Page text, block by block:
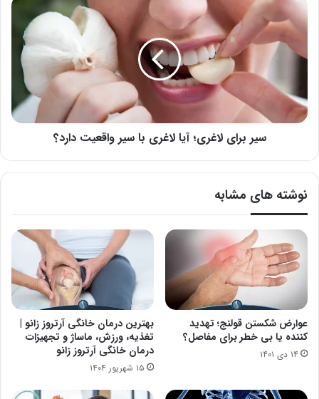
برای
لاغری؛
لاغری
سیر
واقعیت
دارد؟
سیر برای لاغری؛ آیا لاغری با سیر واقعیت دارد؟
نوشته های مشابه
عوارض شکستن قولنج؛ تهدید
کننده یا بی خطر برای مفاصل؟
۱۴ دی ۱۴۰۱
بهترین درمان خانگی آرتروز زانو |
تغذیه، ورزش، ماساژ و تجهیزات
درمان خانگی آرتروز زانو
۱۵ شهریور ۱۴۰۴